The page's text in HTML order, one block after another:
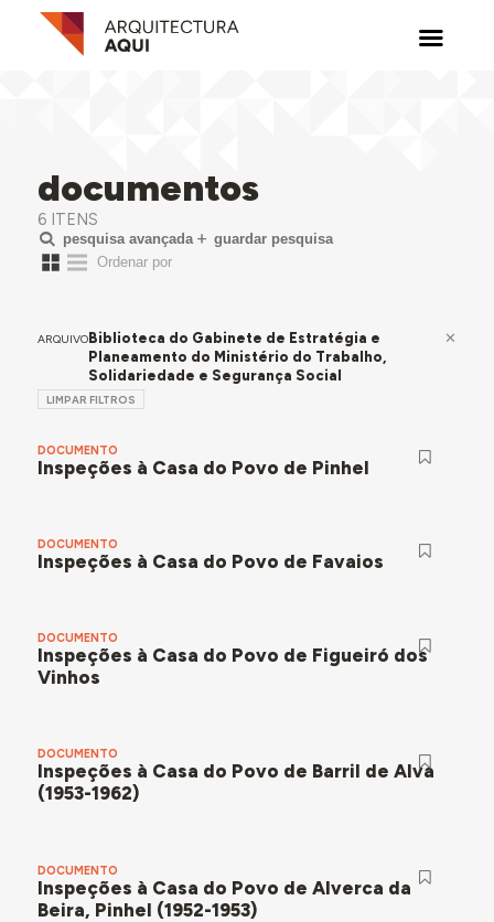
documentos
6 ITENS
pesquisa avançada guardar pesquisa
ARQUIVOBiblioteca do Gabinete de Estratégia e
Planeamento do Ministério do Trabalho,
Solidariedade e Segurança Social
LIMPAR FILTROS
DOCUMENTO
Inspeções à Casa do Povo de Pinhel
DOCUMENTO
Inspeções à Casa do Povo de Favaios
DOCUMENTO
Inspeções à Casa do Povo de Figueiró dos
Vinhos
DOCUMENTO
Inspeções à Casa do Povo de Barril de Alva
(1953-1962)
DOCUMENTO
Inspeções à Casa do Povo de Alverca da
Beira, Pinhel (1952-1953)